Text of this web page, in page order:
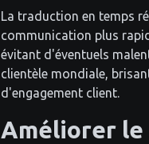
La traduction en temps
communication plus
évitant d'éventuels
clientèle mondiale,
d'engagement client.
Améliorer